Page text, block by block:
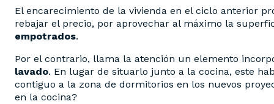
El encarecimiento de la vivienda en el ciclo anterior
rebajar el precio, por aprovechar al máximo la
empotrados.
Por el contrario, llama la atención un elemento
lavado. En lugar de situarlo junto a la cocina, este
contiguo a la zona de dormitorios en los nuevos
en la cocina?